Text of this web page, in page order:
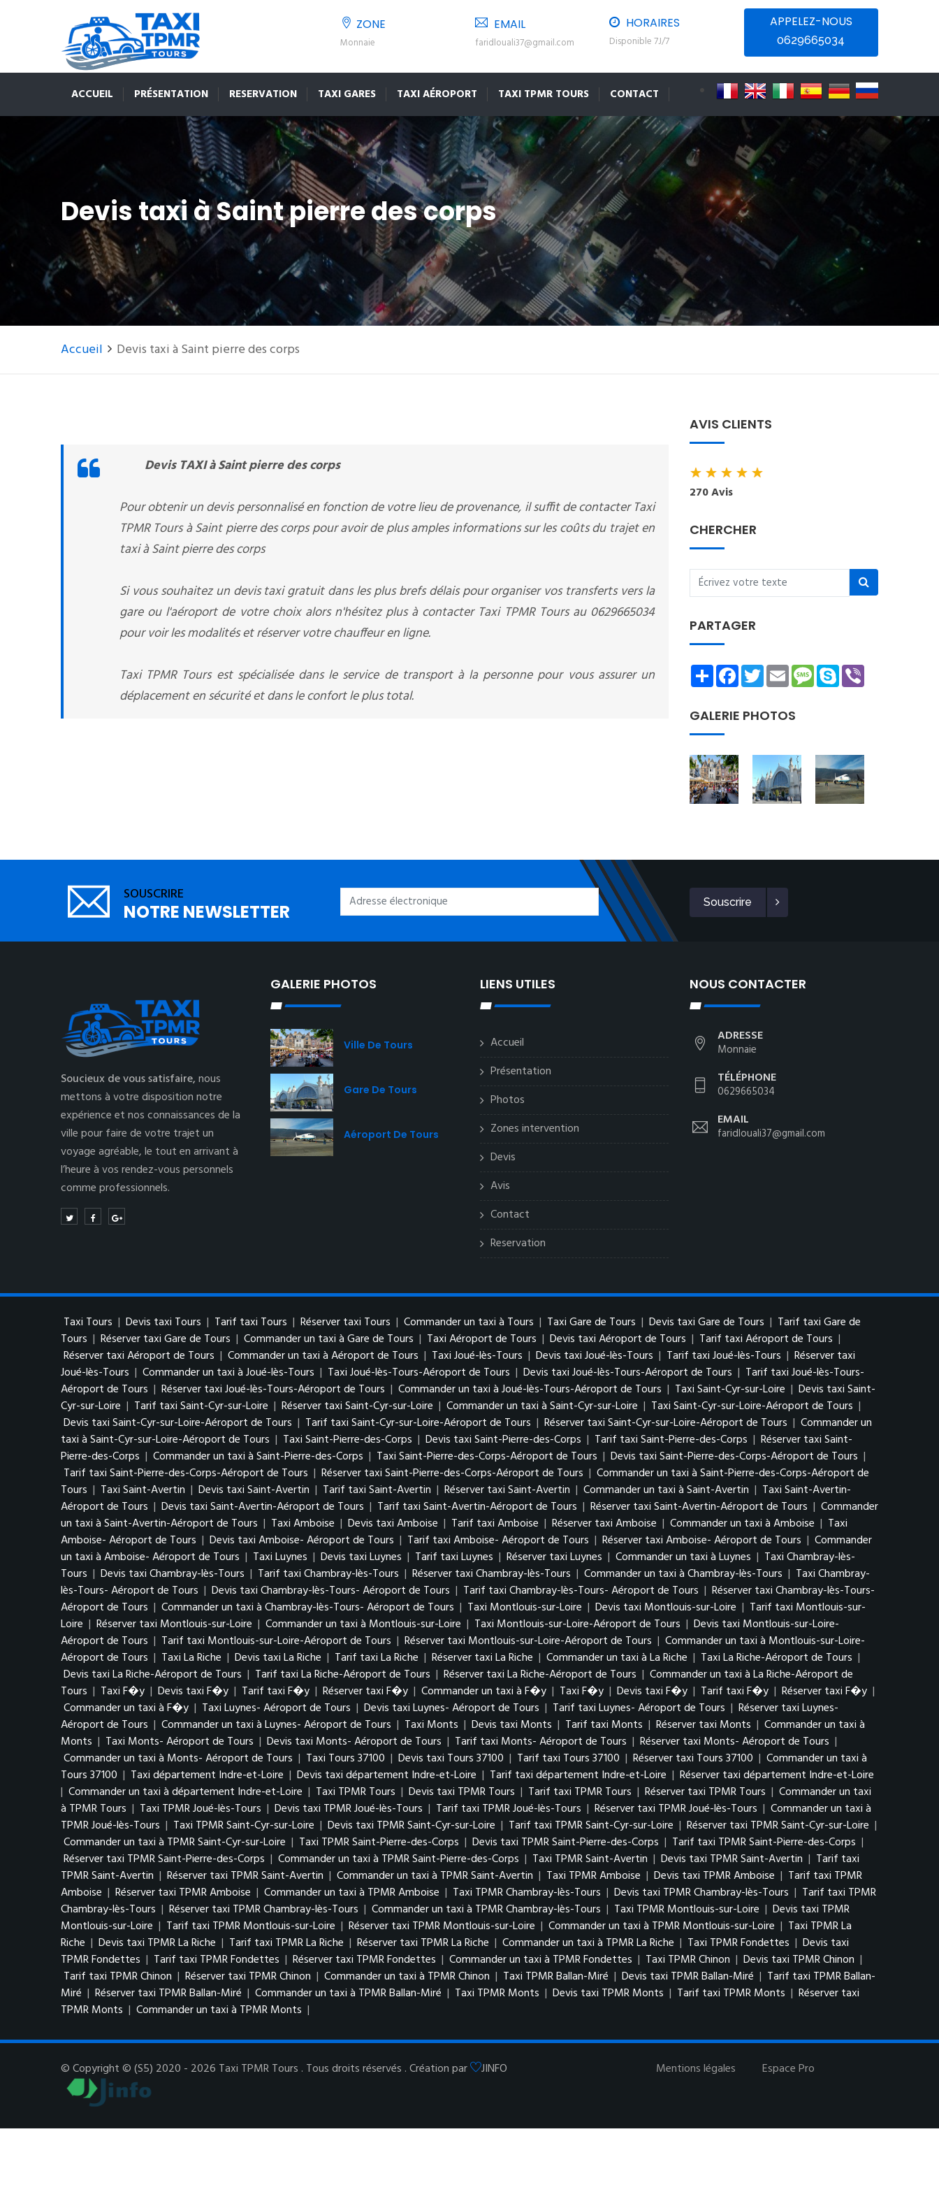
ZONE
Monnaie
EMAIL
faridlouali37@gmail.com
HORAIRES
Disponible 7J/7
APPELEZ-NOUS
0629665034
ACCUEIL PRÉSENTATION RESERVATION TAXI GARES TAXI AÉROPORT TAXI TPMR TOURS CONTACT
Devis taxi à Saint pierre des corps
Accueil Devis taxi à Saint pierre des corps
Devis TAXI à Saint pierre des corps
Pour obtenir un devis personnalisé en fonction de votre lieu de provenance, il suffit de contacter Taxi
TPMR Tours à Saint pierre des corps pour avoir de plus amples informations sur les coûts du trajet en
taxi à Saint pierre des corps
Si vous souhaitez un devis taxi gratuit dans les plus brefs délais pour organiser vos transferts vers la
gare ou l'aéroport de votre choix alors n'hésitez plus à contacter Taxi TPMR Tours au 0629665034
pour voir les modalités et réserver votre chauffeur en ligne.
Taxi TPMR Tours est spécialisée dans le service de transport à la personne pour vous assurer un
déplacement en sécurité et dans le confort le plus total.
AVIS CLIENTS
★★★★★
270 Avis
CHERCHER
PARTAGER
ShareFacebookTwitterEmailMessage
Skype
GALERIE PHOTOS
SOUSCRIRE
NOTRE NEWSLETTER Souscrire
Soucieux de vous satisfaire,nous
mettons à votre disposition notre
expérience et nos connaissances de la
ville pour faire de votre trajet un
voyage agréable, le tout en arrivant à
l’heure à vos rendez-vous personnels
comme professionnels.
GALERIE PHOTOS
Ville De Tours
Gare De Tours
Aéroport De Tours
LIENS UTILES
Accueil
Présentation
Photos
Zones intervention
Devis
Avis
Contact
Reservation
NOUS CONTACTER
ADRESSE
Monnaie
TÉLÉPHONE
0629665034
EMAIL
faridlouali37@gmail.com
Taxi Tours | Devis taxi Tours | Tarif taxi Tours | Réserver taxi Tours | Commander un taxi à Tours | Taxi Gare de Tours | Devis taxi Gare de Tours | Tarif taxi Gare de
Tours | Réserver taxi Gare de Tours | Commander un taxi à Gare de Tours | Taxi Aéroport de Tours | Devis taxi Aéroport de Tours | Tarif taxi Aéroport de Tours |
Réserver taxi Aéroport de Tours | Commander un taxi à Aéroport de Tours | Taxi Joué-lès-Tours | Devis taxi Joué-lès-Tours | Tarif taxi Joué-lès-Tours | Réserver taxi
Joué-lès-Tours | Commander un taxi à Joué-lès-Tours | Taxi Joué-lès-Tours-Aéroport de Tours | Devis taxi Joué-lès-Tours-Aéroport de Tours | Tarif taxi Joué-lès-Tours-
Aéroport de Tours | Réserver taxi Joué-lès-Tours-Aéroport de Tours | Commander un taxi à Joué-lès-Tours-Aéroport de Tours | Taxi Saint-Cyr-sur-Loire | Devis taxi Saint-
Cyr-sur-Loire | Tarif taxi Saint-Cyr-sur-Loire | Réserver taxi Saint-Cyr-sur-Loire | Commander un taxi à Saint-Cyr-sur-Loire | Taxi Saint-Cyr-sur-Loire-Aéroport de Tours |
Devis taxi Saint-Cyr-sur-Loire-Aéroport de Tours | Tarif taxi Saint-Cyr-sur-Loire-Aéroport de Tours | Réserver taxi Saint-Cyr-sur-Loire-Aéroport de Tours | Commander un
taxi à Saint-Cyr-sur-Loire-Aéroport de Tours | Taxi Saint-Pierre-des-Corps | Devis taxi Saint-Pierre-des-Corps | Tarif taxi Saint-Pierre-des-Corps | Réserver taxi Saint-
Pierre-des-Corps | Commander un taxi à Saint-Pierre-des-Corps | Taxi Saint-Pierre-des-Corps-Aéroport de Tours | Devis taxi Saint-Pierre-des-Corps-Aéroport de Tours |
Tarif taxi Saint-Pierre-des-Corps-Aéroport de Tours | Réserver taxi Saint-Pierre-des-Corps-Aéroport de Tours | Commander un taxi à Saint-Pierre-des-Corps-Aéroport de
Tours | Taxi Saint-Avertin | Devis taxi Saint-Avertin | Tarif taxi Saint-Avertin | Réserver taxi Saint-Avertin | Commander un taxi à Saint-Avertin | Taxi Saint-Avertin-
Aéroport de Tours | Devis taxi Saint-Avertin-Aéroport de Tours | Tarif taxi Saint-Avertin-Aéroport de Tours | Réserver taxi Saint-Avertin-Aéroport de Tours | Commander
un taxi à Saint-Avertin-Aéroport de Tours | Taxi Amboise | Devis taxi Amboise | Tarif taxi Amboise | Réserver taxi Amboise | Commander un taxi à Amboise | Taxi
Amboise- Aéroport de Tours | Devis taxi Amboise- Aéroport de Tours | Tarif taxi Amboise- Aéroport de Tours | Réserver taxi Amboise- Aéroport de Tours | Commander
un taxi à Amboise- Aéroport de Tours | Taxi Luynes | Devis taxi Luynes | Tarif taxi Luynes | Réserver taxi Luynes | Commander un taxi à Luynes | Taxi Chambray-lès-
Tours | Devis taxi Chambray-lès-Tours | Tarif taxi Chambray-lès-Tours | Réserver taxi Chambray-lès-Tours | Commander un taxi à Chambray-lès-Tours | Taxi Chambray-
lès-Tours- Aéroport de Tours | Devis taxi Chambray-lès-Tours- Aéroport de Tours | Tarif taxi Chambray-lès-Tours- Aéroport de Tours | Réserver taxi Chambray-lès-Tours-
Aéroport de Tours | Commander un taxi à Chambray-lès-Tours- Aéroport de Tours | Taxi Montlouis-sur-Loire | Devis taxi Montlouis-sur-Loire | Tarif taxi Montlouis-sur-
Loire | Réserver taxi Montlouis-sur-Loire | Commander un taxi à Montlouis-sur-Loire | Taxi Montlouis-sur-Loire-Aéroport de Tours | Devis taxi Montlouis-sur-Loire-
Aéroport de Tours | Tarif taxi Montlouis-sur-Loire-Aéroport de Tours | Réserver taxi Montlouis-sur-Loire-Aéroport de Tours | Commander un taxi à Montlouis-sur-Loire-
Aéroport de Tours | Taxi La Riche | Devis taxi La Riche | Tarif taxi La Riche | Réserver taxi La Riche | Commander un taxi à La Riche | Taxi La Riche-Aéroport de Tours |
Devis taxi La Riche-Aéroport de Tours | Tarif taxi La Riche-Aéroport de Tours | Réserver taxi La Riche-Aéroport de Tours | Commander un taxi à La Riche-Aéroport de
Tours | Taxi F�y | Devis taxi F�y | Tarif taxi F�y | Réserver taxi F�y | Commander un taxi à F�y | Taxi F�y | Devis taxi F�y | Tarif taxi F�y | Réserver taxi F�y |
Commander un taxi à F�y | Taxi Luynes- Aéroport de Tours | Devis taxi Luynes- Aéroport de Tours | Tarif taxi Luynes- Aéroport de Tours | Réserver taxi Luynes-
Aéroport de Tours | Commander un taxi à Luynes- Aéroport de Tours | Taxi Monts | Devis taxi Monts | Tarif taxi Monts | Réserver taxi Monts | Commander un taxi à
Monts | Taxi Monts- Aéroport de Tours | Devis taxi Monts- Aéroport de Tours | Tarif taxi Monts- Aéroport de Tours | Réserver taxi Monts- Aéroport de Tours |
Commander un taxi à Monts- Aéroport de Tours | Taxi Tours 37100 | Devis taxi Tours 37100 | Tarif taxi Tours 37100 | Réserver taxi Tours 37100 | Commander un taxi à
Tours 37100 | Taxi département Indre-et-Loire | Devis taxi département Indre-et-Loire | Tarif taxi département Indre-et-Loire | Réserver taxi département Indre-et-Loire
| Commander un taxi à département Indre-et-Loire | Taxi TPMR Tours | Devis taxi TPMR Tours | Tarif taxi TPMR Tours | Réserver taxi TPMR Tours | Commander un taxi
à TPMR Tours | Taxi TPMR Joué-lès-Tours | Devis taxi TPMR Joué-lès-Tours | Tarif taxi TPMR Joué-lès-Tours | Réserver taxi TPMR Joué-lès-Tours | Commander un taxi à
TPMR Joué-lès-Tours | Taxi TPMR Saint-Cyr-sur-Loire | Devis taxi TPMR Saint-Cyr-sur-Loire | Tarif taxi TPMR Saint-Cyr-sur-Loire | Réserver taxi TPMR Saint-Cyr-sur-Loire |
Commander un taxi à TPMR Saint-Cyr-sur-Loire | Taxi TPMR Saint-Pierre-des-Corps | Devis taxi TPMR Saint-Pierre-des-Corps | Tarif taxi TPMR Saint-Pierre-des-Corps |
Réserver taxi TPMR Saint-Pierre-des-Corps | Commander un taxi à TPMR Saint-Pierre-des-Corps | Taxi TPMR Saint-Avertin | Devis taxi TPMR Saint-Avertin | Tarif taxi
TPMR Saint-Avertin | Réserver taxi TPMR Saint-Avertin | Commander un taxi à TPMR Saint-Avertin | Taxi TPMR Amboise | Devis taxi TPMR Amboise | Tarif taxi TPMR
Amboise | Réserver taxi TPMR Amboise | Commander un taxi à TPMR Amboise | Taxi TPMR Chambray-lès-Tours | Devis taxi TPMR Chambray-lès-Tours | Tarif taxi TPMR
Chambray-lès-Tours | Réserver taxi TPMR Chambray-lès-Tours | Commander un taxi à TPMR Chambray-lès-Tours | Taxi TPMR Montlouis-sur-Loire | Devis taxi TPMR
Montlouis-sur-Loire | Tarif taxi TPMR Montlouis-sur-Loire | Réserver taxi TPMR Montlouis-sur-Loire | Commander un taxi à TPMR Montlouis-sur-Loire | Taxi TPMR La
Riche | Devis taxi TPMR La Riche | Tarif taxi TPMR La Riche | Réserver taxi TPMR La Riche | Commander un taxi à TPMR La Riche | Taxi TPMR Fondettes | Devis taxi
TPMR Fondettes | Tarif taxi TPMR Fondettes | Réserver taxi TPMR Fondettes | Commander un taxi à TPMR Fondettes | Taxi TPMR Chinon | Devis taxi TPMR Chinon |
Tarif taxi TPMR Chinon | Réserver taxi TPMR Chinon | Commander un taxi à TPMR Chinon | Taxi TPMR Ballan-Miré | Devis taxi TPMR Ballan-Miré | Tarif taxi TPMR Ballan-
Miré | Réserver taxi TPMR Ballan-Miré | Commander un taxi à TPMR Ballan-Miré | Taxi TPMR Monts | Devis taxi TPMR Monts | Tarif taxi TPMR Monts | Réserver taxi
TPMR Monts | Commander un taxi à TPMR Monts |
© Copyright © (S5) 2020 - 2026 Taxi TPMR Tours . Tous droits réservés . Création par JINFO Mentions légales Espace Pro